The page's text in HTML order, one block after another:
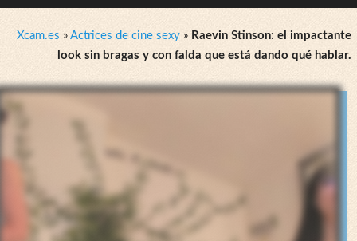
Xcam.es » Actrices de cine sexy » Raevin Stinson: el impactante
look sin bragas y con falda que está dando qué hablar.